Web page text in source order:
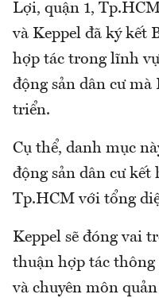
Lợi, quận 1,
và Keppel đã ký kết
hợp tác trong lĩnh
động sản dân cư mà
triển.
Cụ thể, danh mục
động sản dân cư
Tp.HCM với tổng
Keppel sẽ đóng vai
thuận hợp tác thông
và chuyên môn